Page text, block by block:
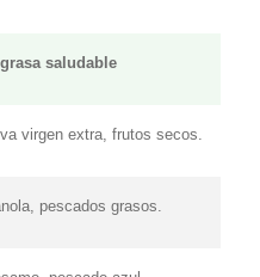
saludable
virgen extra, frutos secos.
pescados grasos.